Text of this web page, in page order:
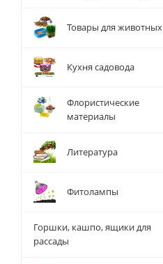
Товары для животных
Кухня садовода
Флористические
материалы
Литература
Фитолампы
Горшки, кашпо, ящики для
рассады